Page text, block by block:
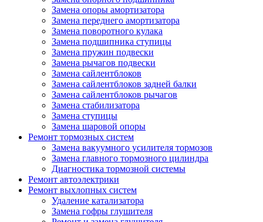
Замена опоры амортизатора
Замена переднего амортизатора
Замена поворотного кулака
Замена подшипника ступицы
Замена пружин подвески
Замена рычагов подвески
Замена сайлентблоков
Замена сайлентблоков задней балки
Замена сайлентблоков рычагов
Замена стабилизатора
Замена ступицы
Замена шаровой опоры
Ремонт тормозных систем
Замена вакуумного усилителя тормозов
Замена главного тормозного цилиндра
Диагностика тормозной системы
Ремонт автоэлектрики
Ремонт выхлопных систем
Удаление катализатора
Замена гофры глушителя